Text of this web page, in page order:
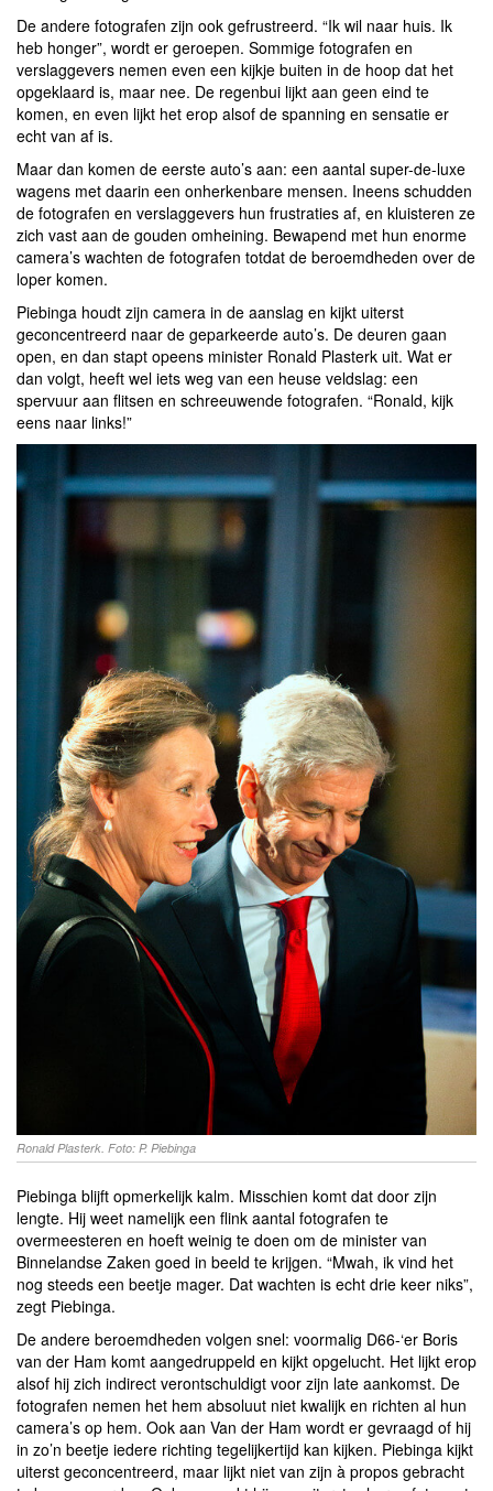
De andere fotografen zijn ook gefrustreerd. “Ik wil naar huis. Ik
heb honger”, wordt er geroepen. Sommige fotografen en
verslaggevers nemen even een kijkje buiten in de hoop dat het
opgeklaard is, maar nee. De regenbui lijkt aan geen eind te
komen, en even lijkt het erop alsof de spanning en sensatie er
echt van af is.
Maar dan komen de eerste auto’s aan: een aantal super-de-luxe
wagens met daarin een onherkenbare mensen. Ineens schudden
de fotografen en verslaggevers hun frustraties af, en kluisteren ze
zich vast aan de gouden omheining. Bewapend met hun enorme
camera’s wachten de fotografen totdat de beroemdheden over de
loper komen.
Piebinga houdt zijn camera in de aanslag en kijkt uiterst
geconcentreerd naar de geparkeerde auto’s. De deuren gaan
open, en dan stapt opeens minister Ronald Plasterk uit. Wat er
dan volgt, heeft wel iets weg van een heuse veldslag: een
spervuur aan flitsen en schreeuwende fotografen. “Ronald, kijk
eens naar links!”
Ronald Plasterk. Foto: P. Piebinga
Piebinga blijft opmerkelijk kalm. Misschien komt dat door zijn
lengte. Hij weet namelijk een flink aantal fotografen te
overmeesteren en hoeft weinig te doen om de minister van
Binnelandse Zaken goed in beeld te krijgen. “Mwah, ik vind het
nog steeds een beetje mager. Dat wachten is echt drie keer niks”,
zegt Piebinga.
De andere beroemdheden volgen snel: voormalig D66-‘er Boris
van der Ham komt aangedruppeld en kijkt opgelucht. Het lijkt erop
alsof hij zich indirect verontschuldigt voor zijn late aankomst. De
fotografen nemen het hem absoluut niet kwalijk en richten al hun
camera’s op hem. Ook aan Van der Ham wordt er gevraagd of hij
in zo’n beetje iedere richting tegelijkertijd kan kijken. Piebinga kijkt
uiterst geconcentreerd, maar lijkt niet van zijn à propos gebracht